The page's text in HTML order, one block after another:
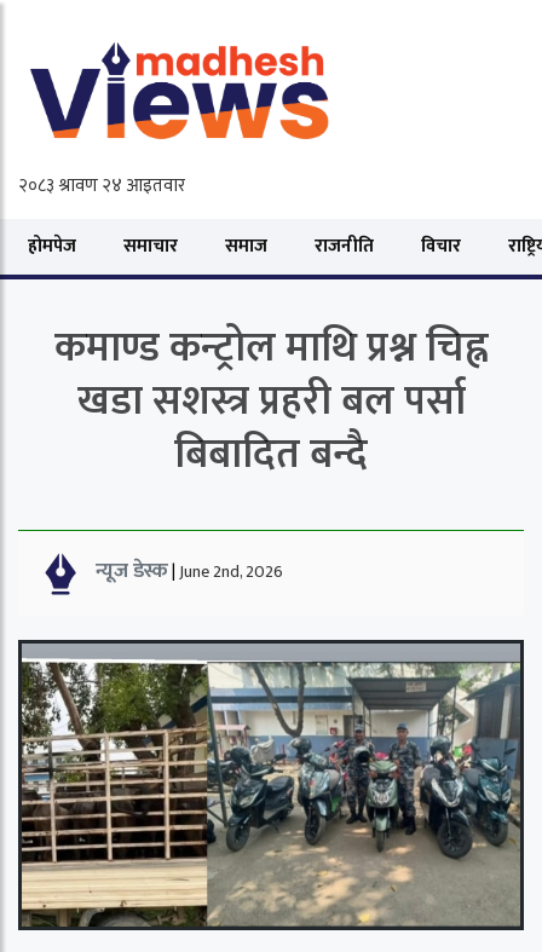
होमपेज समाचार समाज राजनीति विचार
कमाण्ड कन्ट्रोल माथि प्रश्न चिह्न
खडा सशस्त्र प्रहरी बल पर्सा
बिबादित बन्दै
न्यूज डेस्क|June 2nd, 2026